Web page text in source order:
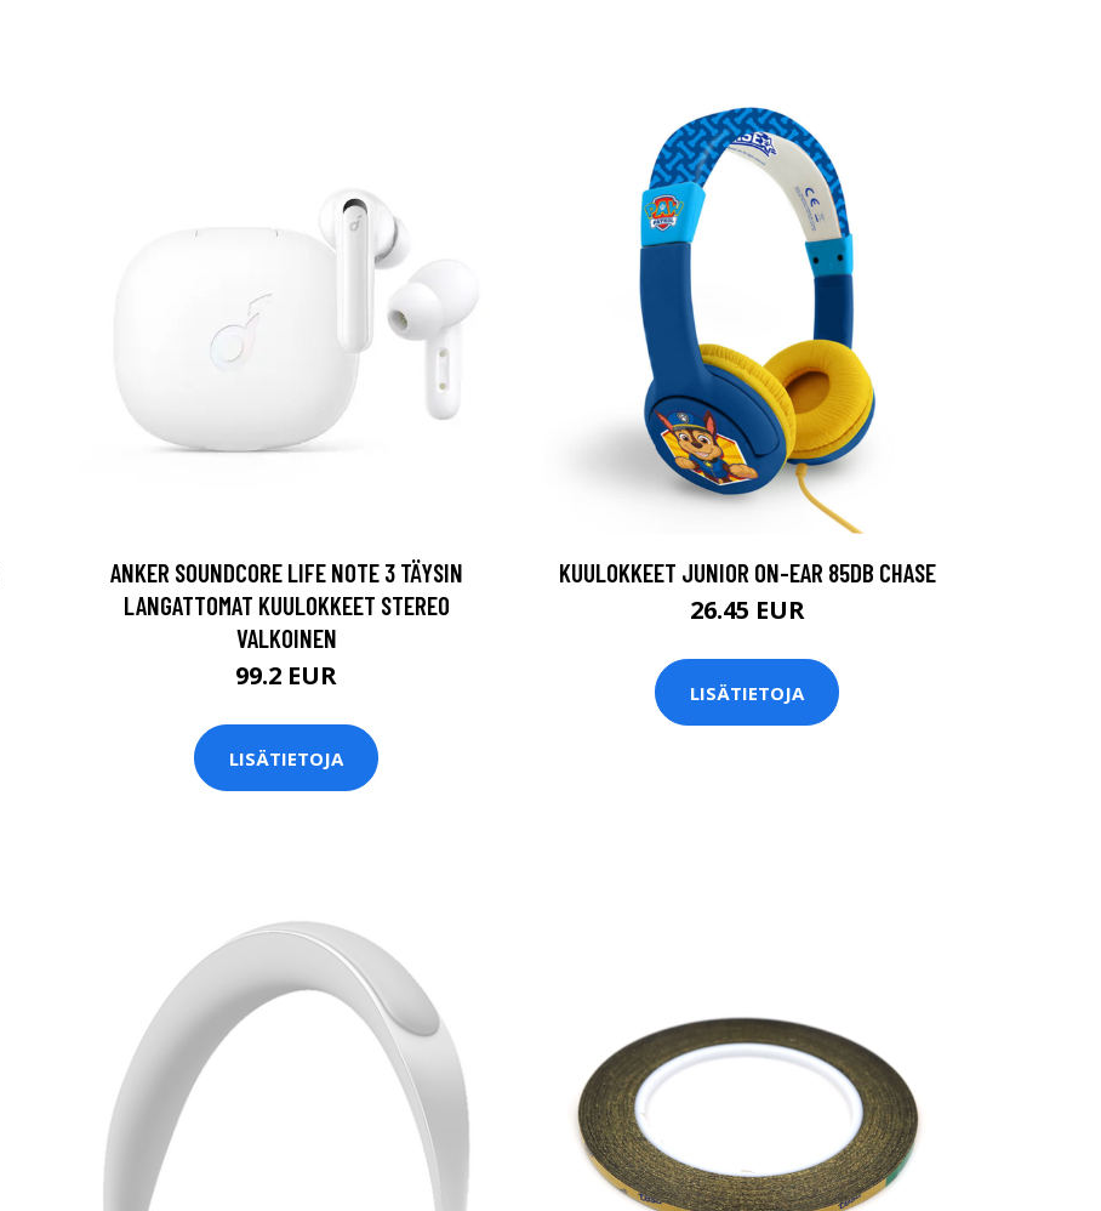
ANKER SOUNDCORE LIFE NOTE 3 TÄYSIN
LANGATTOMAT KUULOKKEET STEREO
VALKOINEN
99.2 EUR
LISÄTIETOJA
KUULOKKEET JUNIOR ON-EAR 85DB CHASE
26.45 EUR
LISÄTIETOJA